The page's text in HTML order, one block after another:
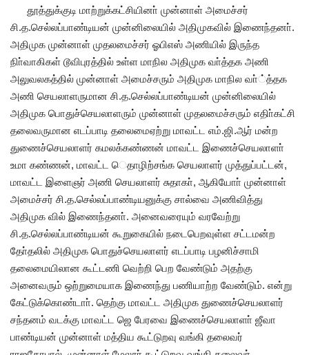
தூத்துக்குடி மாற்றுக்கட்சியினா் முன்னாள் அமைச்சர்
சி.த.செல்லப்பாண்டியன் முன்னிலையில் அதிமுகவில் இணைந்தனா்.
அதிமுக முன்னாள் முதலமைச்சர் ஓபிஎஸ் அணியில் இருந்த
நிா்வாகிகள் டூவிபுரத்தில் உள்ள மாநில அதிமுக வா்த்தக அணி
அலுவலகத்தில் முன்னாள் அமைச்சரும் அதிமுக மாநில வா்்த்தக
அணி செயலாளருமான சி.த.செல்லப்பாண்டியன் முன்னிலையில்
அதிமுக பொதுச்செயலாளரும் முன்னாள் முதலமைச்சரும் எதிா்கட்சி
தலைவருமான எடப்பாடி தலைமைஏற்று மாவட்ட எம்.ஜி.ஆர் மன்ற
துணைச்செயலாளர் கமலக்கண்ணன் மாவட்ட இணைச்செயலாளா்
உமா கண்ணன், மாவட்ட ெதாழிற்சங்க செயலாளர் முத்துப்பட்டன்,
மாவட்ட இளைஞர் அணி செயலாளர் சுதாகா், ஆகியோா் முன்னாள்
அமைச்சர் சி.த.செல்லப்பாண்டியனுக்கு சால்வை அணிவித்து
அதிமுக வில் இணைந்தனா். அனைவரையும் வரவேற்று
சி.த.செல்லப்பாண்டியன் கூறுகையில் நடைபெறவுள்ள சட்டமன்ற
தோ்தலில் அதிமுக பொதுச்செயலாளர் எடப்பாடி பழனிச்சாமி
தலைமையிலான கூட்டணி வெற்றி பெற வேண்டும் அதற்கு
அனைவரும் ஒற்றுமையாக இணைந்து பணியாற்ற வேண்டும். என்று
கேட்டுக்கொண்டாா். தெற்கு மாவட்ட அதிமுக துணைச்செயலாளர்
சந்தனம் வடக்கு மாவட்ட ஜெ பேரவை இணைச்செயலாளா் ஜீவா
பாண்டியன் முன்னாள் மத்திய கூட்டுறவு வங்கி தலைவர்